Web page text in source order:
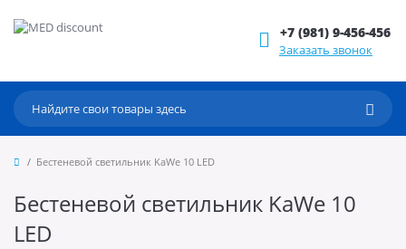
+7 (981) 9-456-456
Заказать звонок
Бестеневой светильник KaWe 10 LED
Бестеневой светильник KaWe 10
LED